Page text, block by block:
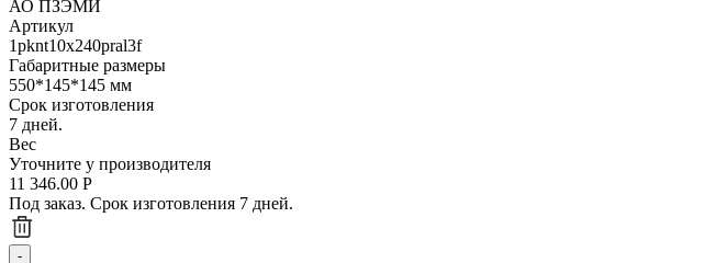
АО ПЗЭМИ
Артикул
1pknt10x240pral3f
Габаритные размеры
550*145*145 мм
Срок изготовления
7 дней.
Вес
Уточните у производителя
11 346.00 Р
Под заказ. Срок изготовления 7 дней.